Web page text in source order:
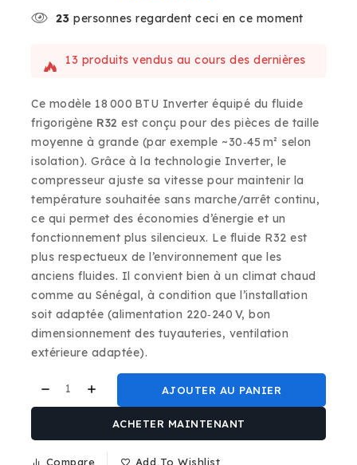
23 personnes regardent ceci en ce moment
13 produits vendus au cours des dernières
Vente rapide ! Plus de 15 personnes ont ce
produit dans leur panier
Ce modèle 18 000 BTU Inverter équipé du fluide
frigorigène R32 est conçu pour des pièces de taille
moyenne à grande (par exemple ~30‑45 m² selon
isolation). Grâce à la technologie Inverter, le
compresseur ajuste sa vitesse pour maintenir la
température souhaitée sans marche/arrêt continu,
ce qui permet des économies d’énergie et un
fonctionnement plus silencieux. Le fluide R32 est
plus respectueux de l’environnement que les
anciens fluides. Il convient bien à un climat chaud
comme au Sénégal, à condition que l’installation
soit adaptée (alimentation 220‑240 V, bon
dimensionnement des tuyauteries, ventilation
extérieure adaptée).
AJOUTER AU PANIER
ACHETER MAINTENANT
Compare Add To Wishlist